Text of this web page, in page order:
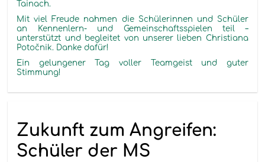
Tainach.
Mit viel Freude nahmen die Schülerinnen und Schüler
an Kennenlern- und Gemeinschaftsspielen teil –
unterstützt und begleitet von unserer lieben Christiana
Potočnik. Danke dafür!
Ein gelungener Tag voller Teamgeist und guter
Stimmung!
Zukunft zum Angreifen:
Schüler der MS